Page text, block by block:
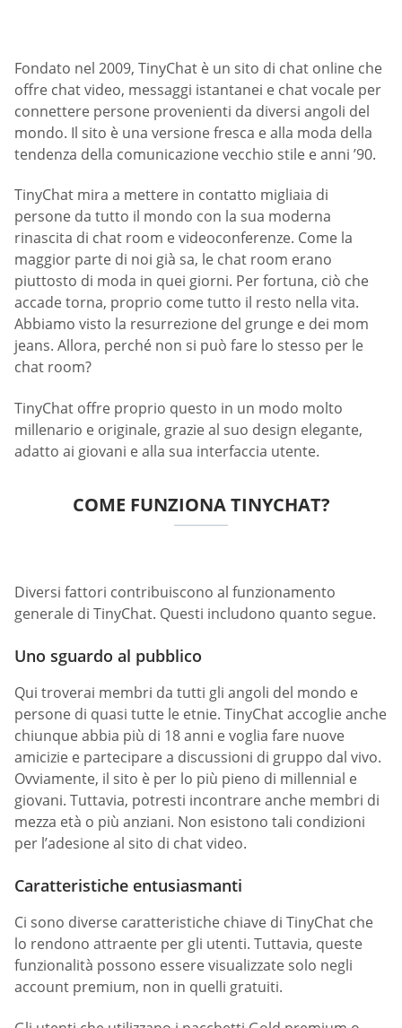
Fondato nel 2009, TinyChat è un sito di chat online che
offre chat video, messaggi istantanei e chat vocale per
connettere persone provenienti da diversi angoli del
mondo. Il sito è una versione fresca e alla moda della
tendenza della comunicazione vecchio stile e anni ’90.
TinyChat mira a mettere in contatto migliaia di
persone da tutto il mondo con la sua moderna
rinascita di chat room e videoconferenze. Come la
maggior parte di noi già sa, le chat room erano
piuttosto di moda in quei giorni. Per fortuna, ciò che
accade torna, proprio come tutto il resto nella vita.
Abbiamo visto la resurrezione del grunge e dei mom
jeans. Allora, perché non si può fare lo stesso per le
chat room?
TinyChat offre proprio questo in un modo molto
millenario e originale, grazie al suo design elegante,
adatto ai giovani e alla sua interfaccia utente.
COME FUNZIONA TINYCHAT?
Diversi fattori contribuiscono al funzionamento
generale di TinyChat. Questi includono quanto segue.
Uno sguardo al pubblico
Qui troverai membri da tutti gli angoli del mondo e
persone di quasi tutte le etnie. TinyChat accoglie anche
chiunque abbia più di 18 anni e voglia fare nuove
amicizie e partecipare a discussioni di gruppo dal vivo.
Ovviamente, il sito è per lo più pieno di millennial e
giovani. Tuttavia, potresti incontrare anche membri di
mezza età o più anziani. Non esistono tali condizioni
per l’adesione al sito di chat video.
Caratteristiche entusiasmanti
Ci sono diverse caratteristiche chiave di TinyChat che
lo rendono attraente per gli utenti. Tuttavia, queste
funzionalità possono essere visualizzate solo negli
account premium, non in quelli gratuiti.